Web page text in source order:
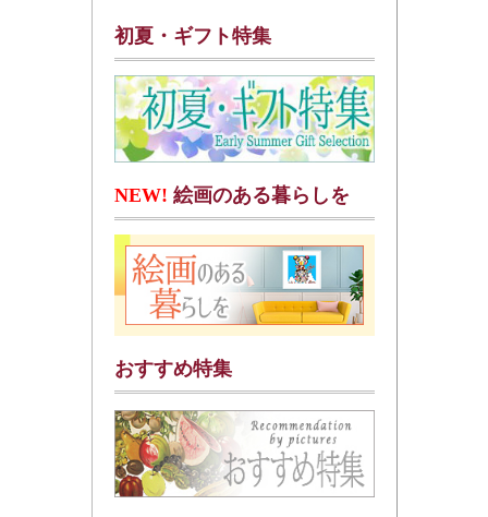
初夏・ギフト特集
NEW! 絵画のある暮らしを
おすすめ特集